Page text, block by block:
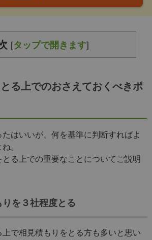
[タップで開きます]
る上でのおさえておくべきポ
はいいが、何を基準に判断すればよ
。
とる上での重要なことについてご説明
を３社程度とる
で相見積もりをとる方も多いと思い